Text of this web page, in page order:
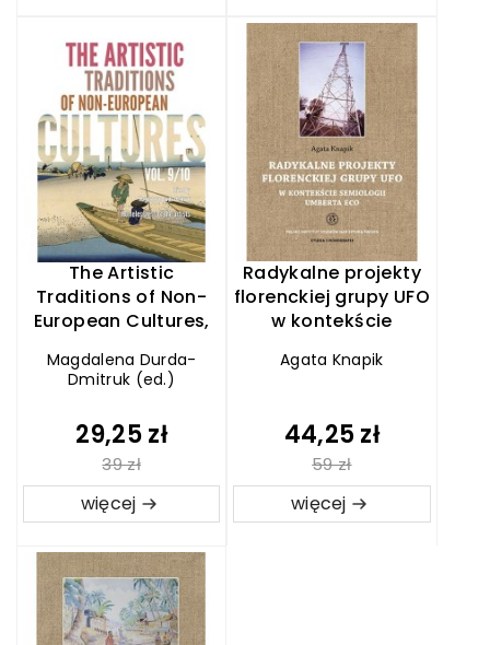
The Artistic
Traditions of Non-
European Cultures,
Magdalena Durda-
Dmitruk (ed.)
29,25 zł
39 zł
więcej
Radykalne projekty
florenckiej grupy UFO
w kontekście
Eco
Agata Knapik
44,25 zł
59 zł
więcej